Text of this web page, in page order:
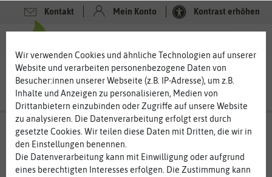
Kontakt Mein Konto Kontrast erhöhen
Wir verwenden Cookies und ähnliche Technologien auf unserer
Website und verarbeiten personenbezogene Daten von
Besucher:innen unserer Webseite (z.B. IP-Adresse), um z.B.
Inhalte und Anzeigen zu personalisieren, Medien von
Drittanbietern einzubinden oder Zugriffe auf unsere Website
zu analysieren. Die Datenverarbeitung erfolgt erst durch
gesetzte Cookies. Wir teilen diese Daten mit Dritten, die wir in
den Einstellungen benennen.
Die Datenverarbeitung kann mit Einwilligung oder aufgrund
eines berechtigten Interesses erfolgen. Die Zustimmung kann